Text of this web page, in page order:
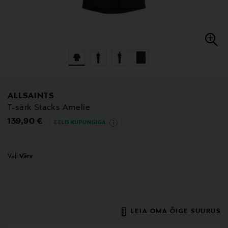
ALLSAINTS
T-särk Stacks Amelie
Original Price
139,90 € EELIS KUPONGIGA
Vali Värv
LEIA OMA ÕIGE SUURUS